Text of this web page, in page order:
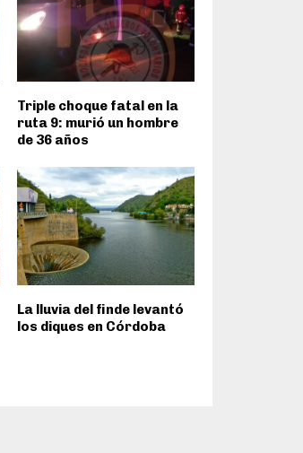
Triple choque fatal en la
ruta 9: murió un hombre
de 36 años
La lluvia del finde levantó
los diques en Córdoba